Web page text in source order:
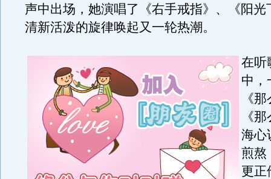
声中出场，她演唱了《右手戒指》、《阳光
清新活泼的旋律唤起又一轮热潮。
在听
中，
《
《
海心
煎熬
更正